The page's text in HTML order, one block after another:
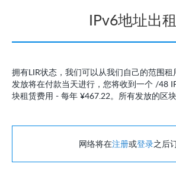
IPv6地址出租
拥有LIR状态，我们可以从我们自己的范围租
发放将在付款当天进行，您将收到一个 /48
块租赁费用 - 每年 ¥467.22。所有发放的区
网络将在注册或登录之后